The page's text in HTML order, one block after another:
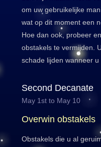
om uw gebruikelijke
wat op dit moment een
Hoe dan ook, probeer
obstakels te vermijden.
schade lijden wanneer
Second Decanate
May 1st to May 10
Overwin obstakels
Obstakels die u al